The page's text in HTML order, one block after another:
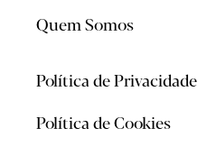
Quem Somos
Política de Privacidade
Política de Cookies